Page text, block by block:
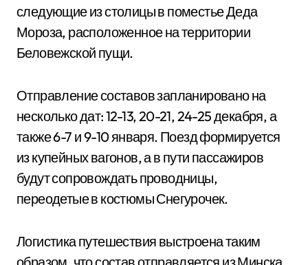
следующие из столицы в поместье Деда
Мороза, расположенное на территории
Беловежской пущи.
Отправление составов запланировано на
несколько дат: 12-13, 20-21, 24-25 декабря, а
также 6-7 и 9-10 января. Поезд формируется
из купейных вагонов, а в пути пассажиров
будут сопровождать проводницы,
переодетые в костюмы Снегурочек.
Логистика путешествия выстроена таким